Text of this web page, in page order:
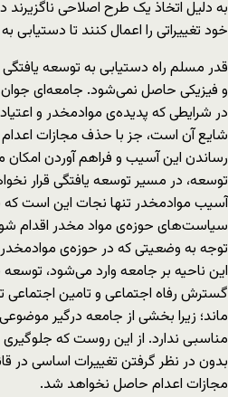
به دلیل اتخاذ یک طرح اصلاحی
خود تغییراتی را اعمال کنند تا دستیابی
قدر مسلم راه دستیابی به توسعه یافتگی
و فیزیکی حاصل نمی‌شود. جامعه‌ای جوان
در شرایطی که پدیده‌ی موادمخدر و
شایع آن است، جز با حذف مجازات
رساندن این آسیب و فراهم آوردن
توسعه، در مسیر توسعه یافتگی قرار
آسیب موادمخدر تنها نجات این است که
سیاست‌های حوزه‌ی مواد مخدر اقدام
توجه به وضعیتی که در حوزه‌ی
این ناحیه بر جامعه وارد می‌شود،
گسترش رفاه اجتماعی و تامین اجتماعی
ماند؛ زیرا بخشی از جامعه درگیر
مناسبی ندارد. از این روست که
بدون در نظر گرفتن تغییرات اساسی در
مجازات اعدام حاصل نخواهد شد.